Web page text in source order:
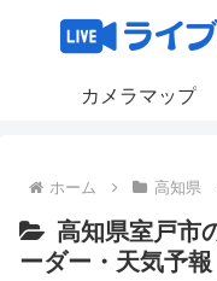
カメラマップ
ホーム 高知県
高知県室戸市
ーダー・天気予報